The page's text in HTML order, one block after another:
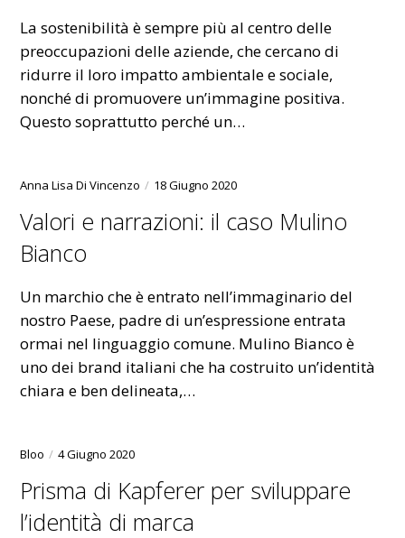
La sostenibilità è sempre più al centro delle
preoccupazioni delle aziende, che cercano di
ridurre il loro impatto ambientale e sociale,
nonché di promuovere un’immagine positiva.
Questo soprattutto perché un…
Anna Lisa Di Vincenzo 18 Giugno 2020
Valori e narrazioni: il caso Mulino
Bianco
Un marchio che è entrato nell’immaginario del
nostro Paese, padre di un’espressione entrata
ormai nel linguaggio comune. Mulino Bianco è
uno dei brand italiani che ha costruito un’identità
chiara e ben delineata,…
Bloo 4 Giugno 2020
Prisma di Kapferer per sviluppare
l’identità di marca